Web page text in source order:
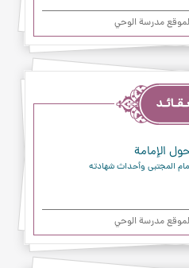
لموقع مدرسة الوحي
الإمامة
المجتبى وأحداث شهادته
لموقع مدرسة الوحي